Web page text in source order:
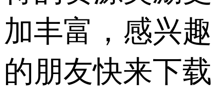
加丰富，感兴趣
的朋友快来下载